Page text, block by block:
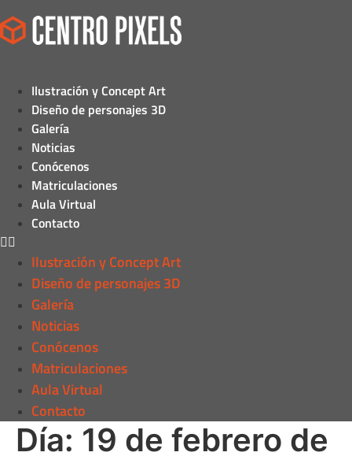
Ilustración y Concept Art
Diseño de personajes 3D
Galería
Noticias
Conócenos
Matriculaciones
Aula Virtual
Contacto
Ilustración y Concept Art
Diseño de personajes 3D
Galería
Noticias
Conócenos
Matriculaciones
Aula Virtual
Contacto
Día: 19 de febrero de